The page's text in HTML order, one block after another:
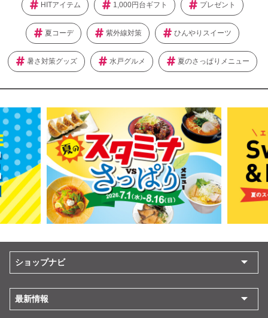
HITアイテム 1,000円台ギフト プレゼント
夏コーデ 紫外線対策 ひんやりスイーツ
暑さ対策グッズ 水戸グルメ 夏のさっぱりメニュー
ショップナビ
最新情報